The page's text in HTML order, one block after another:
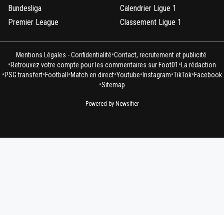
Bundesliga
Premier League
Calendrier Ligue 1
Classement Ligue 1
Mentions Légales - Confidentialité•Contact, recrutement et publicité
•Retrouvez votre compte pour les commentaires sur Foot01 • La rédaction
•PSG transfert•Football •Match en direct•Youtube• Instagram•TikTok•Facebook
•Sitemap
Powered by Newsifier